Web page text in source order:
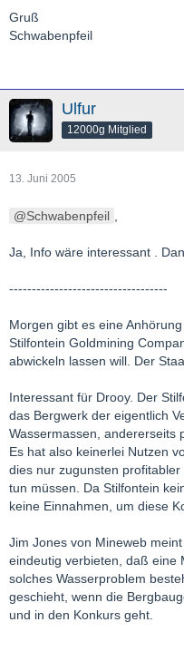
Gruß
Schwabenpfeil
Ulfur
12000g Mitglied
13. Juni 2005
Schwabenpfeil ,
Ja, Info wäre interessant .
-----------------------------------
Morgen gibt es eine
Stilfontein Goldmining
abwickeln lassen will. Der
Interessant für Drooy. Der
das Bergwerk der eigentlich
Wassermassen, andererseits
Es hat also keinerlei Nutzen
dies nur zugunsten
tun müssen. Da Stilfontein
keine Einnahmen, um diese
Jim Jones von Mineweb
eindeutig verbieten, daß eine
solches Wasserproblem
geschieht, wenn die
und in den Konkurs geht.